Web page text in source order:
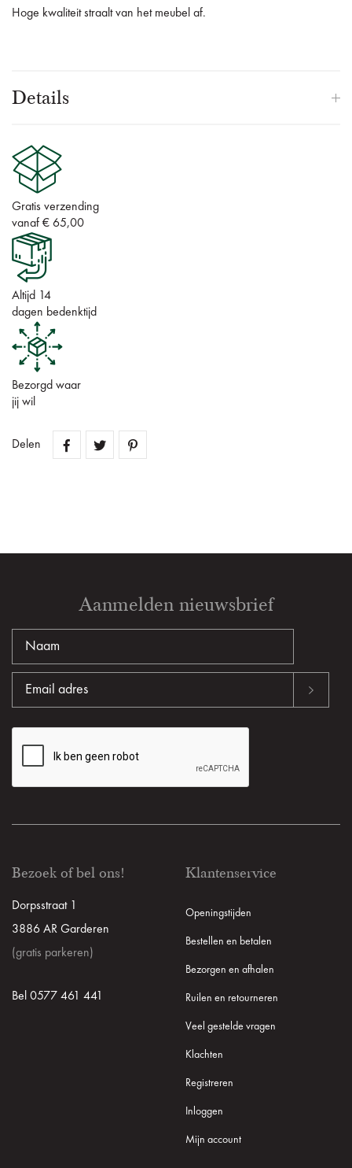
Hoge kwaliteit straalt van het meubel af.
Details
Gratis verzending
vanaf € 65,00
Altijd 14
dagen bedenktijd
Bezorgd waar
jij wil
Delen
Aanmelden nieuwsbrief
Bezoek of bel ons!
Dorpsstraat 1
3886 AR Garderen
(gratis parkeren)
Bel 0577 461 441
Klantenservice
Openingstijden
Bestellen en betalen
Bezorgen en afhalen
Ruilen en retourneren
Veel gestelde vragen
Klachten
Registreren
Inloggen
Mijn account